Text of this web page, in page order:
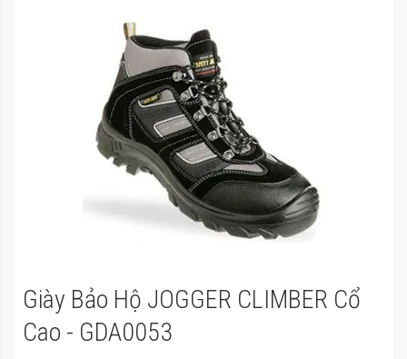
đến
phần
Giày Bảo Hộ JOGGER CLIMBER Cổ
Cao - GDA0053